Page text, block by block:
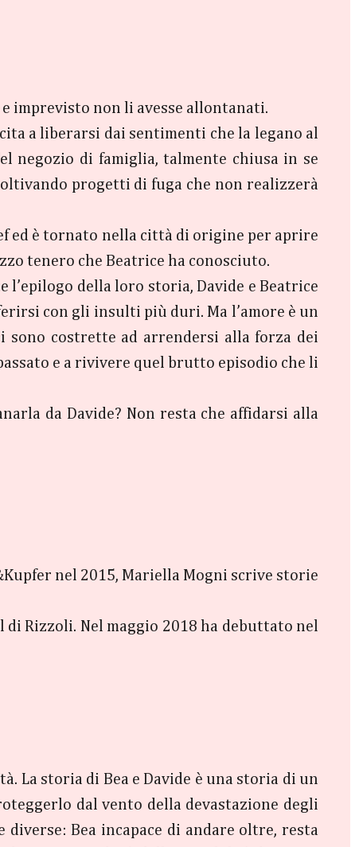
imprevisto non li avesse allontanati.
a liberarsi dai sentimenti che la legano al
negozio di famiglia, talmente chiusa in se
progetti di fuga che non realizzerà
ed è tornato nella città di origine per aprire
tenero che Beatrice ha conosciuto.
della loro storia, Davide e Beatrice
con gli insulti più duri. Ma l’amore è un
sono costrette ad arrendersi alla forza dei
e a rivivere quel brutto episodio che li
da Davide? Non resta che affidarsi alla
nel 2015, Mariella Mogni scrive storie
Rizzoli. Nel maggio 2018 ha debuttato nel
La storia di Bea e Davide è una storia di un
dal vento della devastazione degli
Bea incapace di andare oltre, resta